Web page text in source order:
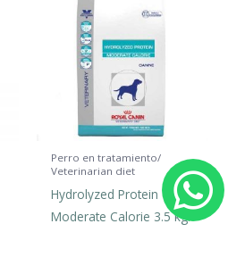
Perro en tratamiento/
Veterinarian diet
Hydrolyzed Protein
Moderate Calorie 3.5 kg. h